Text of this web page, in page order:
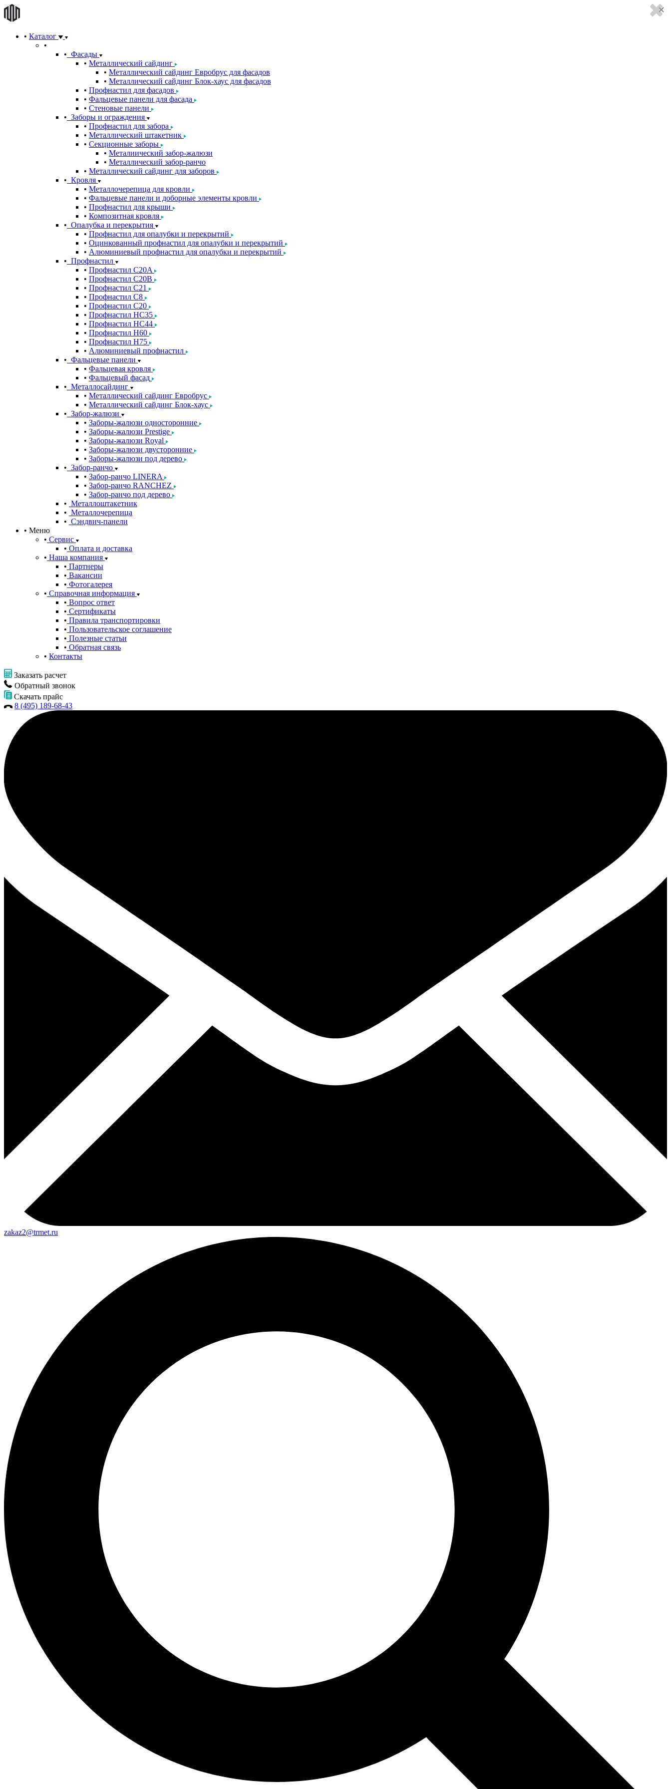
Каталог
Фасады
Металлический сайдинг
Металлический сайдинг Евробрус для фасадов
Металлический сайдинг Блок-хаус для фасадов
Профнастил для фасадов
Фальцевые панели для фасада
Стеновые панели
Заборы и ограждения
Профнастил для забора
Металлический штакетник
Секционные заборы
Металиический забор-жалюзи
Металлический забор-ранчо
Металлический сайдинг для заборов
Кровля
Металлочерепица для кровли
Фальцевые панели и доборные элементы кровли
Профнастил для крыши
Композитная кровля
Опалубка и перекрытия
Профнастил для опалубки и перекрытий
Оцинкованный профнастил для опалубки и перекрытий
Алюминиевый профнастил для опалубки и перекрытий
Профнастил
Профнастил С20A
Профнастил С20B
Профнастил С21
Профнастил С8
Профнастил С20
Профнастил НС35
Профнастил НС44
Профнастил Н60
Профнастил Н75
Алюминиевый профнастил
Фальцевые панели
Фальцевая кровля
Фальцевый фасад
Металлосайдинг
Металлический сайдинг Евробрус
Металлический сайдинг Блок-хаус
Забор-жалюзи
Заборы-жалюзи односторонние
Заборы-жалюзи Prestige
Заборы-жалюзи Royal
Заборы-жалюзи двусторонние
Заборы-жалюзи под дерево
Забор-ранчо
Забор-ранчо LINERA
Забор-ранчо RANCHEZ
Забор-ранчо под дерево
Металлоштакетник
Металлочерепица
Сэндвич-панели
Меню
Сервис
Оплата и доставка
Наша компания
Партнеры
Вакансии
Фотогалерея
Справочная информация
Вопрос ответ
Сертификаты
Правила транспортировки
Пользовательское соглашение
Полезные статьи
Обратная связь
Контакты
Заказать расчет
Обратный звонок
Скачать прайс
8 (495) 189-68-43
zakaz2@trmet.ru